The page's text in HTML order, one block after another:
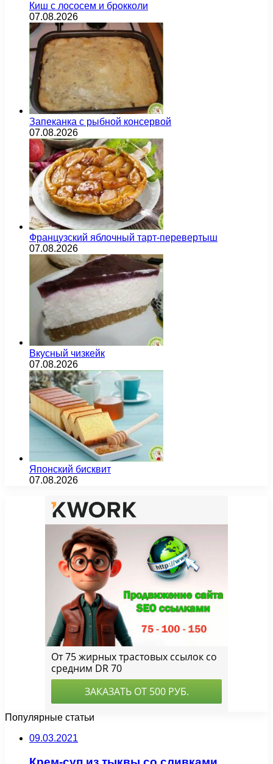
Киш с лососем и брокколи
07.08.2026
Запеканка с рыбной консервой
07.08.2026
Французский яблочный тарт-перевертыш
07.08.2026
Вкусный чизкейк
07.08.2026
Японский бисквит
07.08.2026
Популярные статьи
09.03.2021